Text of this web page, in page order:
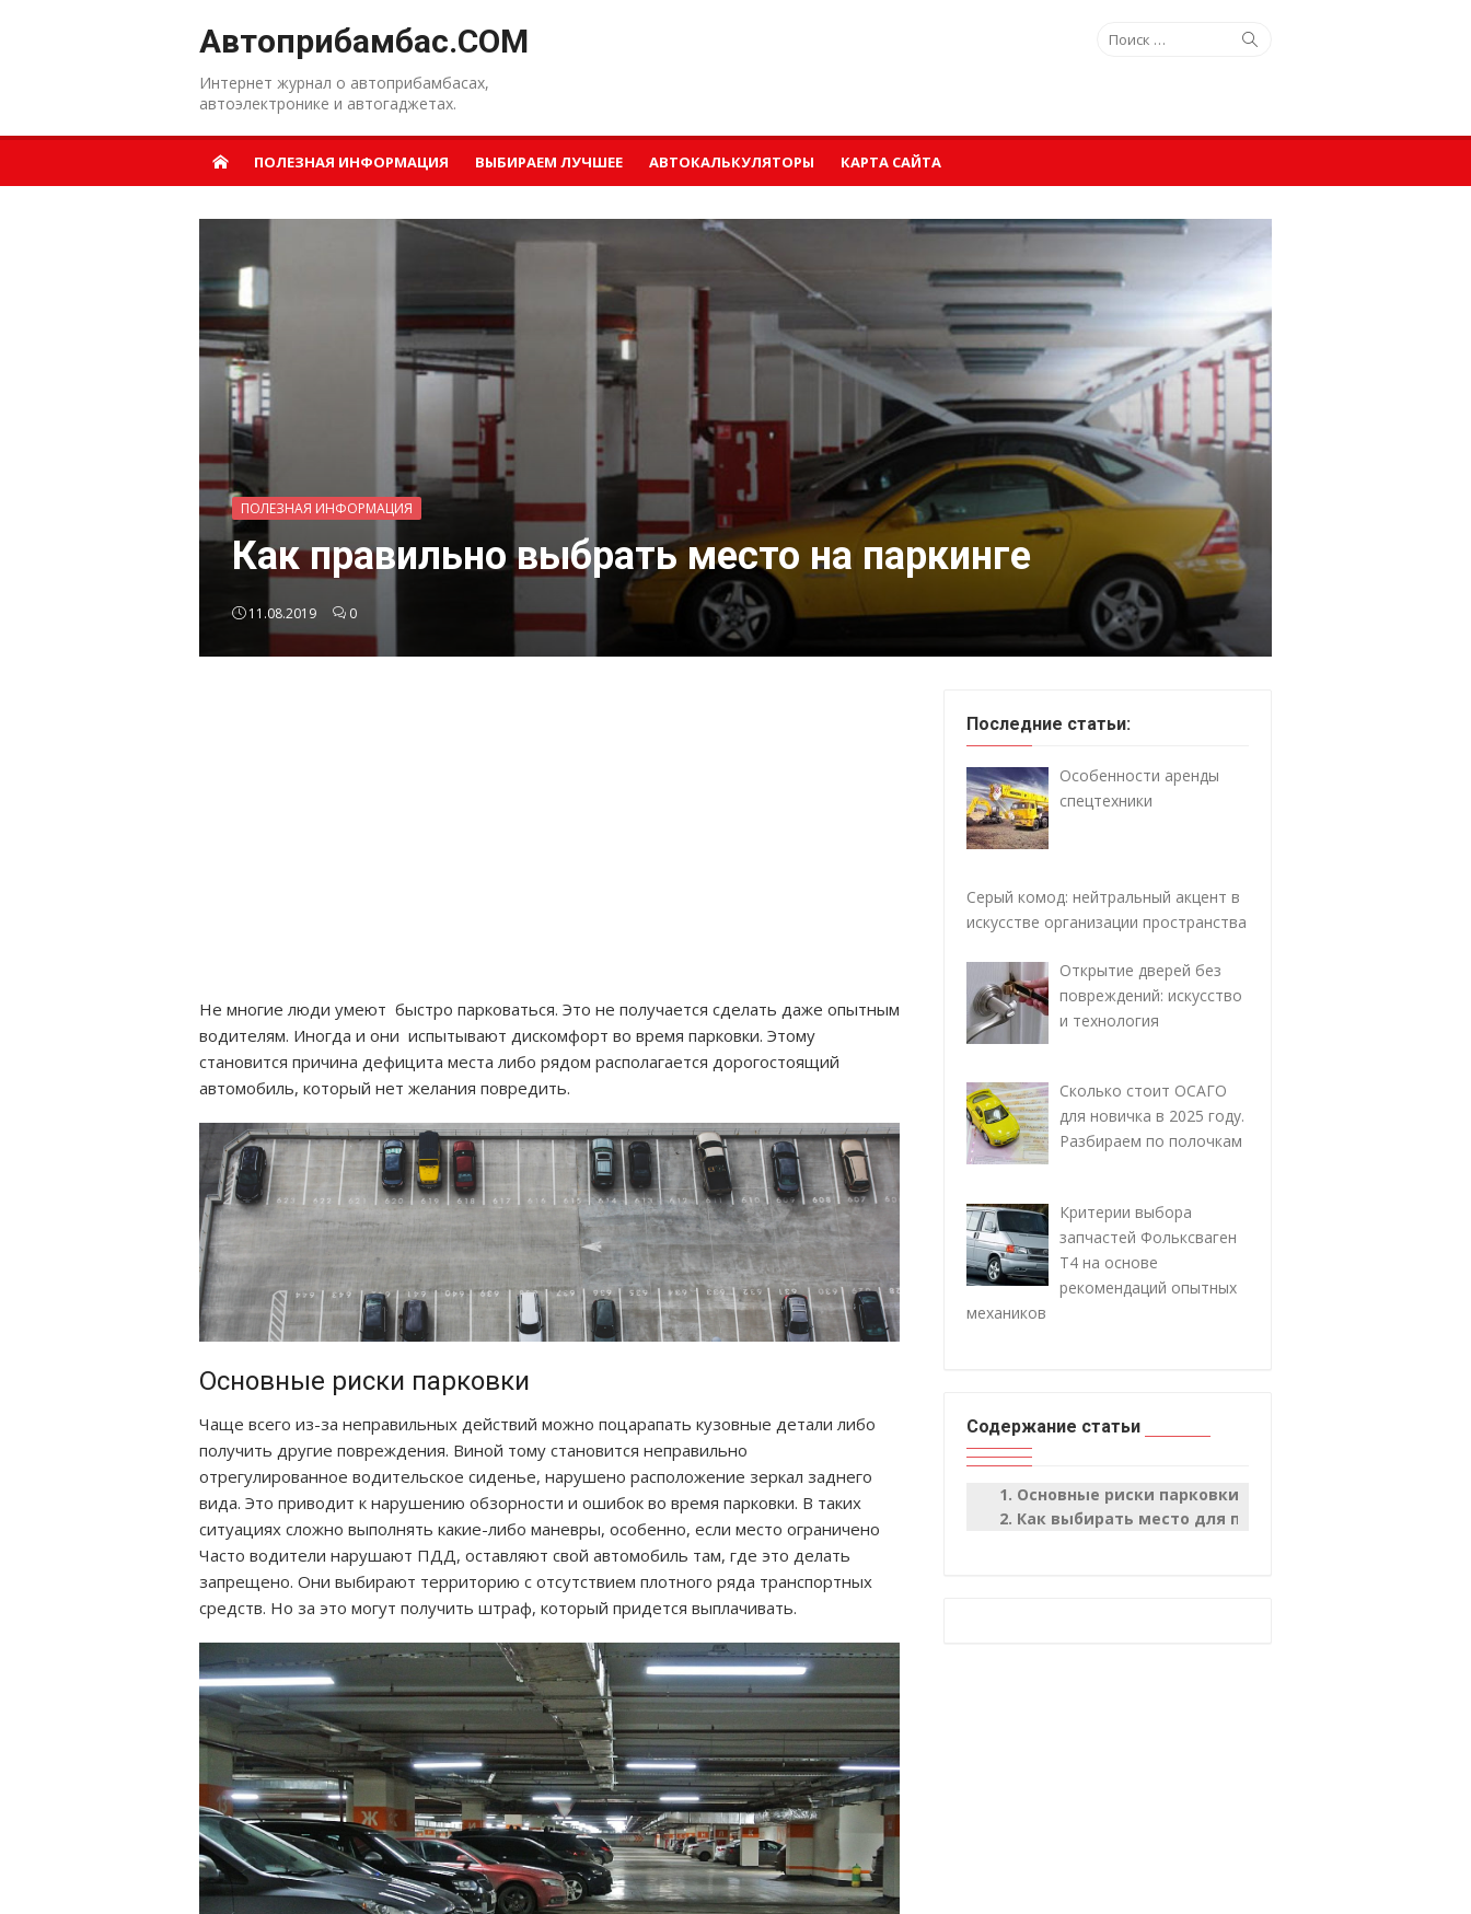
Автоприбамбас.COM
Интернет журнал о автоприбамбасах,
автоэлектронике и автогаджетах.
Искать:
ПОЛЕЗНАЯ ИНФОРМАЦИЯ ВЫБИРАЕМ ЛУЧШЕЕ АВТОКАЛЬКУЛЯТОРЫ КАРТА САЙТА
ПОЛЕЗНАЯ ИНФОРМАЦИЯ
Как правильно выбрать место на паркинге
11.08.2019 0
Не многие люди умеют быстро парковаться. Это не получается сделать даже опытным
водителям. Иногда и они испытывают дискомфорт во время парковки. Этому
становится причина дефицита места либо рядом располагается дорогостоящий
автомобиль, который нет желания повредить.
Основные риски парковки
Чаще всего из-за неправильных действий можно поцарапать кузовные детали либо
получить другие повреждения. Виной тому становится неправильно
отрегулированное водительское сиденье, нарушено расположение зеркал заднего
вида. Это приводит к нарушению обзорности и ошибок во время парковки. В таких
ситуациях сложно выполнять какие-либо маневры, особенно, если место ограничено
Часто водители нарушают ПДД, оставляют свой автомобиль там, где это делать
запрещено. Они выбирают территорию с отсутствием плотного ряда транспортных
средств. Но за это могут получить штраф, который придется выплачивать.
Последние статьи:
Особенности аренды
спецтехники
Серый комод: нейтральный акцент в
искусстве организации пространства
Открытие дверей без
повреждений: искусство
и технология
Сколько стоит ОСАГО
для новичка в 2025 году.
Разбираем по полочкам
Критерии выбора
запчастей Фольксваген
Т4 на основе
рекомендаций опытных
механиков
Содержание статьи
Основные риски парковки
Как выбирать место для парковки